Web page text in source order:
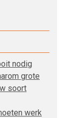
nodig
grote
soort
werk